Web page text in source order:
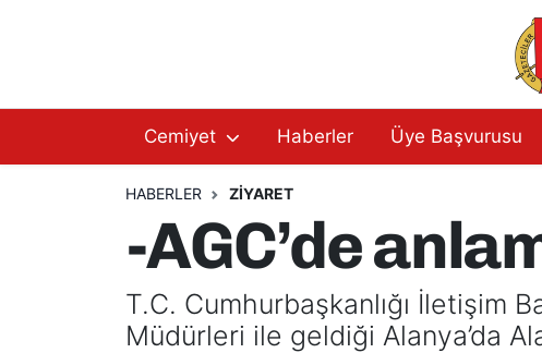
Cemiyet Haberler Üye Başvurusu
HABERLER ZIYARET
-AGC’de
T.C. Cumhurbaşkanlığı İletişim
Müdürleri ile geldiği Alanya’da
Başkanlarımız
Yönetim Kurulu
Üyelerimiz
Tüzüğümüz
AGC Hakkında
Yönetim Kurulu
Üyelerimiz
Başkanlarımız